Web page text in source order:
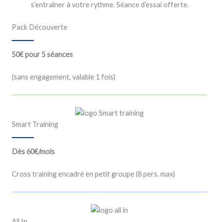
s’entraîner à votre rythme. Séance d’essai offerte.
Pack Découverte
50€ pour 5 séances
(sans engagement, valable 1 fois)
Smart Training
Dès 60€/mois
Cross training encadré en petit groupe (8 pers. max)